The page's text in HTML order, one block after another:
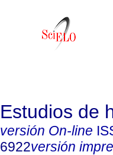
Estudios de
versión On-line
6922versión